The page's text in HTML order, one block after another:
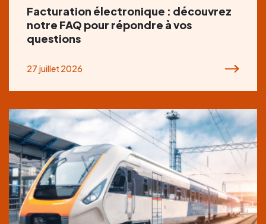
Facturation électronique : découvrez
notre FAQ pour répondre à vos
questions
27 juillet 2026